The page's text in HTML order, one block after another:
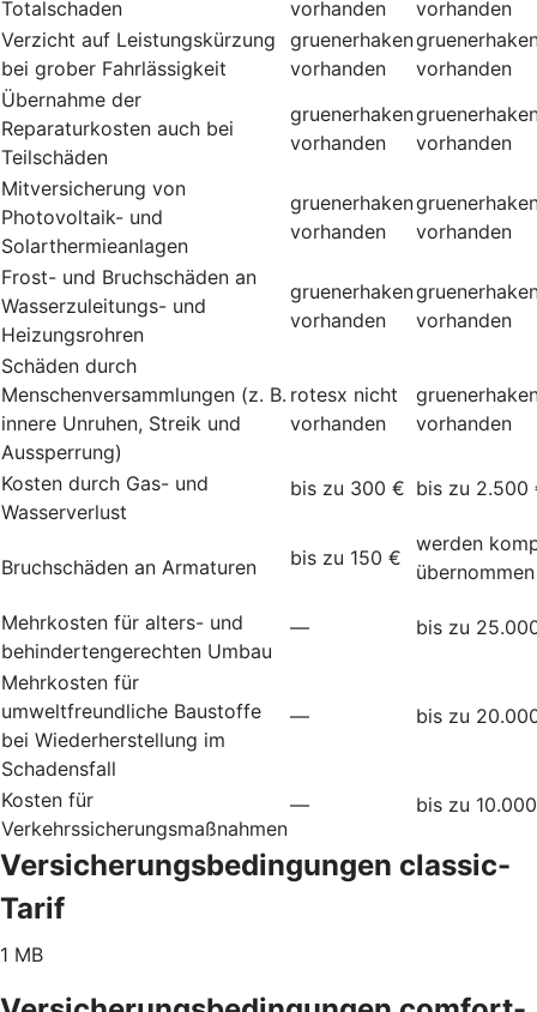
Totalschaden vorhanden
vorhanden
Verzicht auf Leistungskürzung
bei grober Fahrlässigkeit
gruenerhaken
vorhanden
vorhanden
Übernahme der
Reparaturkosten auch bei
Teilschäden
gruenerhaken
vorhanden
vorhanden
Mitversicherung von
Photovoltaik- und
Solarthermieanlagen
gruenerhaken
vorhanden
vorhanden
Frost- und Bruchschäden an
Wasserzuleitungs- und
Heizungsrohren
gruenerhaken
vorhanden
vorhanden
Schäden durch
Menschenversammlungen (z. B.
innere Unruhen, Streik und
Aussperrung)
rotesx nicht
vorhanden
vorhanden
Kosten durch Gas- und
Wasserverlust
bis zu 300 € bis zu 2.500
Bruchschäden an Armaturen bis zu 150 €
werden
übernommen
Mehrkosten für alters- und
behindertengerechten Umbau
— bis zu
Mehrkosten für
umweltfreundliche Baustoffe
bei Wiederherstellung im
Schadensfall
— bis zu
Kosten für
Verkehrssicherungsmaßnahmen
— bis zu
Versicherungsbedingungen classic-
Tarif
1 MB